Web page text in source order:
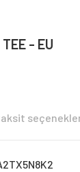
- EU